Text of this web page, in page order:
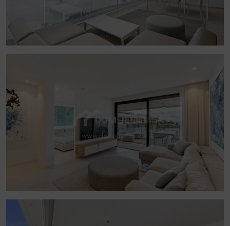
oportunidad única de adquirir un apartamento de lujo en
primera línea en una de las zonas residenciales más exclusivas
de Tenerife. DOM Tenerife Real Estate – Compre con
Te puede interesar también:
Propiedades con piscina privada
Propiedades de lujo en Tenerife Sur
Propiedades similares:
APARTAMENTO con 2 dormitorios en Palm Mar en
APARTAMENTO con 3 dormitorios en Palm Mar en
venta